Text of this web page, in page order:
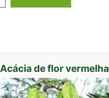
Acácia de flor vermelha